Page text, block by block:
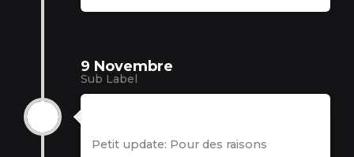
9 Novembre
Sub Label
Petit update: Pour des raisons